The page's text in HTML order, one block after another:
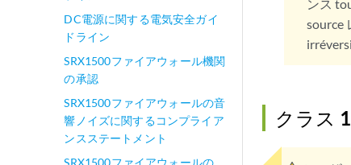
DC電源に関する電気安全ガイ
ドライン
SRX1500ファイアウォール機関
の承認
SRX1500ファイアウォールの音
響ノイズに関するコンプライア
ンスステートメント
SRX1500ファイアウォールの
ンス
source
クラス